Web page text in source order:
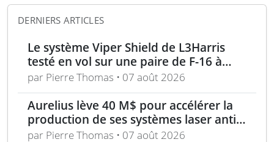
DERNIERS ARTICLES
Le système Viper Shield de L3Harris
testé en vol sur une paire de F-16 à
Edwards AFB
par Pierre Thomas • 07 août 2026
Aurelius lève 40 M$ pour accélérer la
production de ses systèmes laser anti-
drones
par Pierre Thomas • 07 août 2026